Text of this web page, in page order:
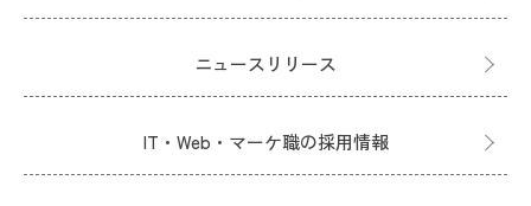
ニュースリリース
IT・Web・マーケ職の採用情報